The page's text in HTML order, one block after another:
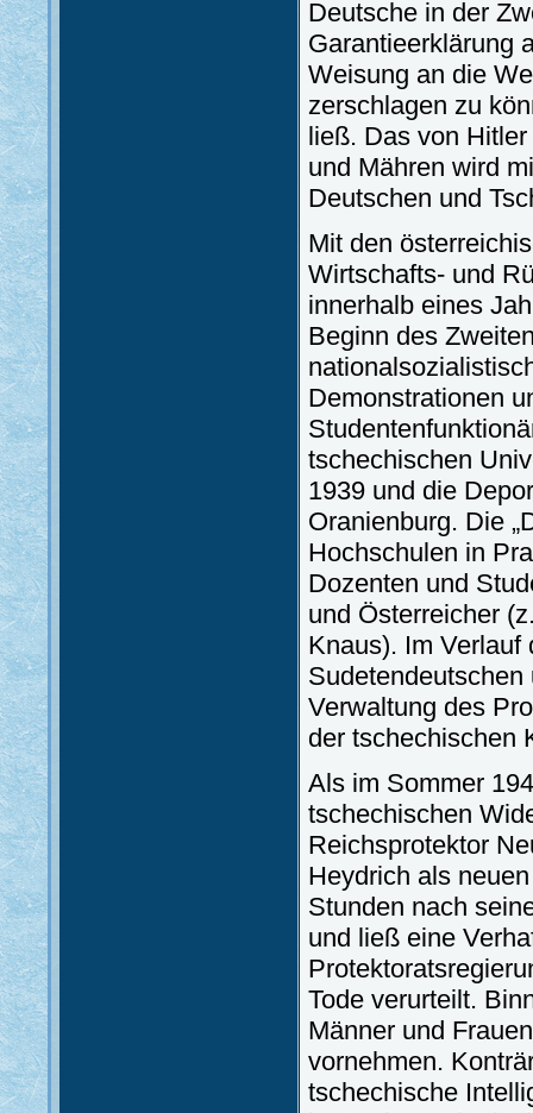
Deutsche in der
Garantieerklärung
Weisung an die
zerschlagen zu
ließ. Das von
und Mähren wird
Deutschen und
Mit den
Wirtschafts- und
innerhalb eines
Beginn des
Demonstrationen
tschechischen
1939 und die
Oranienburg. Die
Hochschulen in
Dozenten und
und Österreicher
Knaus). Im Verlauf
Verwaltung des
der tschechischen
Als im Sommer
tschechischen
Reichsprotektor
Heydrich als
Stunden nach
und ließ eine
Tode verurteilt.
Männer und
vornehmen.
tschechische